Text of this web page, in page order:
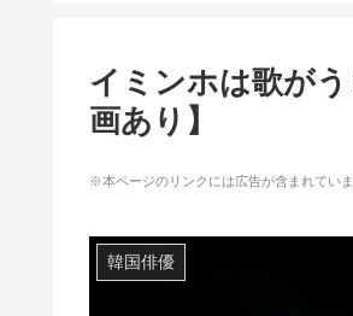
イミンホは歌が
画あり】
※本ページのリンクには広告が含まれてい
韓国俳優